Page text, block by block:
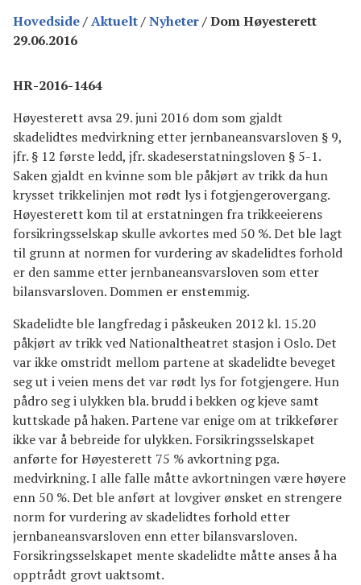
Hovedside/Aktuelt/Nyheter/Dom Høyesterett
29.06.2016
HR-2016-1464
Høyesterett avsa 29. juni 2016 dom som gjaldt
skadelidtes medvirkning etter jernbaneansvarsloven § 9,
jfr. § 12 første ledd, jfr. skadeserstatningsloven § 5-1.
Saken gjaldt en kvinne som ble påkjørt av trikk da hun
krysset trikkelinjen mot rødt lys i fotgjengerovergang.
Høyesterett kom til at erstatningen fra trikkeeierens
forsikringsselskap skulle avkortes med 50 %. Det ble lagt
til grunn at normen for vurdering av skadelidtes forhold
er den samme etter jernbaneansvarsloven som etter
bilansvarsloven. Dommen er enstemmig.
Skadelidte ble langfredag i påskeuken 2012 kl. 15.20
påkjørt av trikk ved Nationaltheatret stasjon i Oslo. Det
var ikke omstridt mellom partene at skadelidte beveget
seg ut i veien mens det var rødt lys for fotgjengere. Hun
pådro seg i ulykken bla. brudd i bekken og kjeve samt
kuttskade på haken. Partene var enige om at trikkefører
ikke var å bebreide for ulykken. Forsikringsselskapet
anførte for Høyesterett 75 % avkortning pga.
medvirkning. I alle falle måtte avkortningen være høyere
enn 50 %. Det ble anført at lovgiver ønsket en strengere
norm for vurdering av skadelidtes forhold etter
jernbaneansvarsloven enn etter bilansvarsloven.
Forsikringsselskapet mente skadelidte måtte anses å ha
opptrådt grovt uaktsomt.